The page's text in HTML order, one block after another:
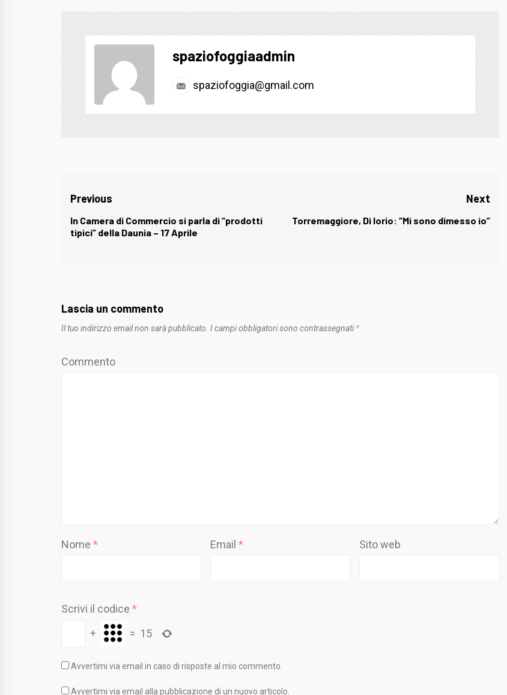
spaziofoggiaadmin
spaziofoggia@gmail.com
Navigazione
articoli
Previous
Previous
post:
In Camera di Commercio si parla di “prodotti
tipici” della Daunia – 17 Aprile
Next
Next
Torremaggiore, Di Iorio: “Mi sono dimesso io”
Lascia un commento
Il tuo indirizzo email non sarà pubblicato. I campi obbligatori sono contrassegnati *
Commento
Nome * Email * Sito web
Scrivi il codice *
+
= 15
Avvertimi via email in caso di risposte al mio commento.
Avvertimi via email alla pubblicazione di un nuovo articolo.